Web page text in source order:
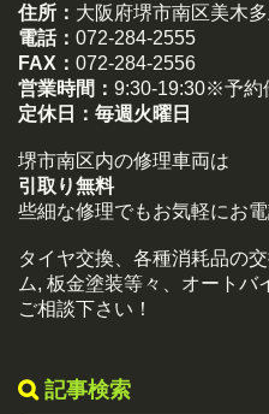
住所： 大阪府堺市南区美木
電話： 072-284-2555
FAX： 072-284-2556
営業時間： 9:30-19:30※予約
定休日： 毎週火曜日
堺市南区内の修理車両は
引取り無料
些細な修理でもお気軽にお
タイヤ交換、各種消耗品の
ム, 板金塗装等々、オートバ
ご相談下さい！
記事検索